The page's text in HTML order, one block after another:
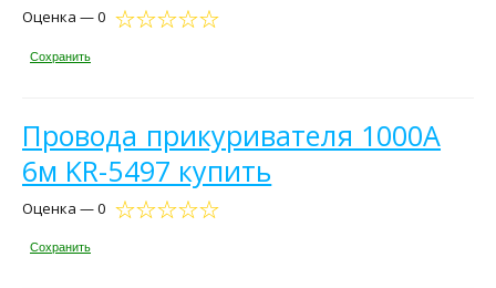
Оценка — 0
Сохранить
Провода прикуривателя 1000A
6м KR-5497 купить
Оценка — 0
Сохранить